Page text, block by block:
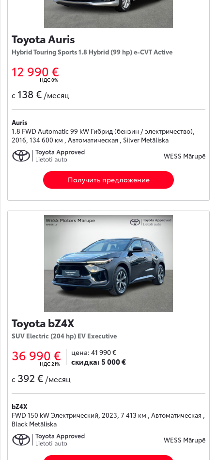
Toyota Auris
Hybrid Touring Sports 1.8 Hybrid (99 hp) e-CVT Active
12 990 €
НДС 0%
с 138 € /месяц
Auris
1.8 FWD Automatic 99 kW Гибрид (бензин / электричество),
2016, 134 600 км , Автоматическая , Silver Metāliska
WESS Mārupē
Получить предложение
Toyota bZ4X
SUV Electric (204 hp) EV Executive
36 990 €
НДС 21%
цена: 41 990 €
скидка:5 000 €
с 392 € /месяц
bZ4X
FWD 150 kW Электрический, 2023, 7 413 км , Автоматическая ,
Black Metāliska
WESS Mārupē